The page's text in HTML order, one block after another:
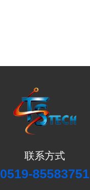
联系方式
0519-85583751